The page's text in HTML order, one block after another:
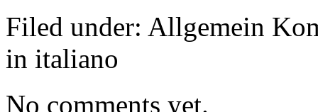
Filed under: Allgemein
in italiano
No comments yet.